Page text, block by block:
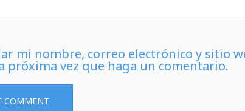
mi nombre, correo electrónico y sitio
próxima vez que haga un comentario.